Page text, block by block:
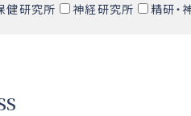
健研究所 神経研究所 精研・